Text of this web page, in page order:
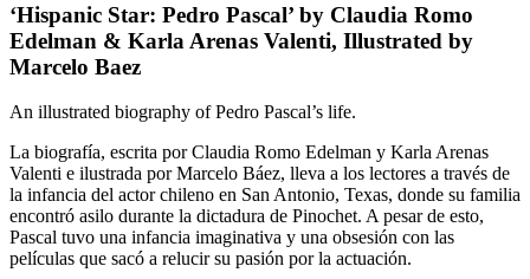
‘Hispanic Star: Pedro Pascal’ by Claudia Romo
Edelman & Karla Arenas Valenti, Illustrated by
Marcelo Baez
An illustrated biography of Pedro Pascal’s life.
La biografía, escrita por Claudia Romo Edelman y Karla Arenas
Valenti e ilustrada por Marcelo Báez, lleva a los lectores a través de
la infancia del actor chileno en San Antonio, Texas, donde su familia
encontró asilo durante la dictadura de Pinochet. A pesar de esto,
Pascal tuvo una infancia imaginativa y una obsesión con las
películas que sacó a relucir su pasión por la actuación.